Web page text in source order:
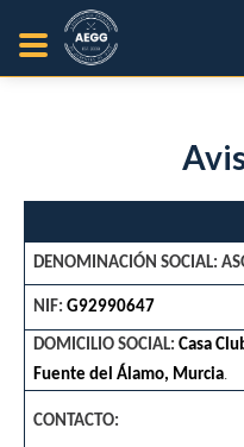
DENOMINACIÓN SOCIAL:
NIF: G92990647
DOMICILIO SOCIAL: Casa
Fuente del Álamo, Murcia.
CONTACTO: